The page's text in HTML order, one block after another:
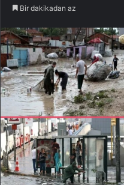
Bir dakikadan az